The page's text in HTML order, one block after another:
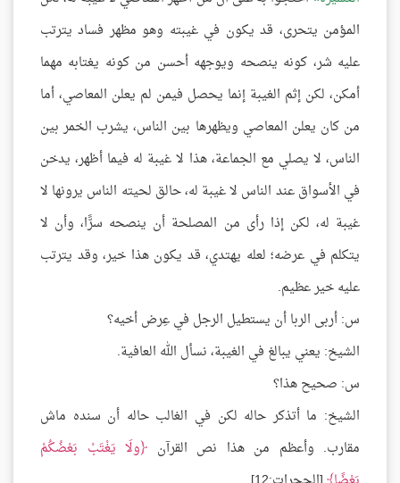
المؤمن يتحرى، قد يكون في غيبته وهو مظهر فساد يترتب
عليه شر، كونه ينصحه ويوجهه أحسن من كونه يغتابه مهما
أمكن، لكن إثم الغيبة إنما يحصل فيمن لم يعلن المعاصي، أما
من كان يعلن المعاصي ويظهرها بين الناس، يشرب الخمر بين
الناس، لا يصلي مع الجماعة، هذا لا غيبة له فيما أظهر، يدخن
في الأسواق عند الناس لا غيبة له، حالق لحيته الناس يرونها لا
غيبة له، لكن إذا رأى من المصلحة أن ينصحه سرًّا، وأن لا
يتكلم في عرضه؛ لعله يهتدي، قد يكون هذا خير، وقد يترتب
عليه خير عظيم.
س: أربى الربا أن يستطيل الرجل في عِرض أخيه؟
الشيخ: يعني يبالغ في الغيبة، نسأل الله العافية.
س: صحيح هذا؟
الشيخ: ما أتذكر حاله لكن في الغالب حاله أن سنده ماش
مقارب. وأعظم من هذا نص القرآن
ولَا يَغْتَبْ بَعْضُكُمْ